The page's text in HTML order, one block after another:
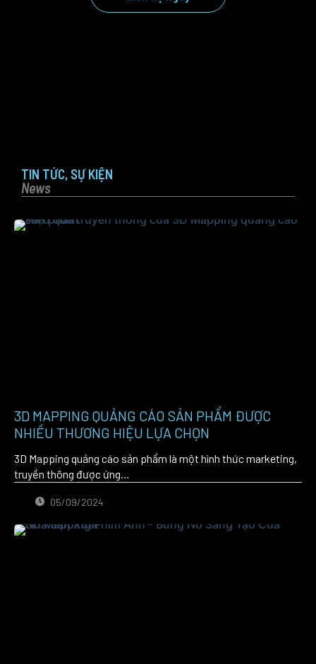
TIN TỨC, SỰ KIỆN
News
3D MAPPING QUẢNG CÁO SẢN PHẨM ĐƯỢC
NHIỀU THƯƠNG HIỆU LỰA CHỌN
3D Mapping quảng cáo sản phẩm là một hình thức marketing,
truyền thông được ứng…
05/09/2024